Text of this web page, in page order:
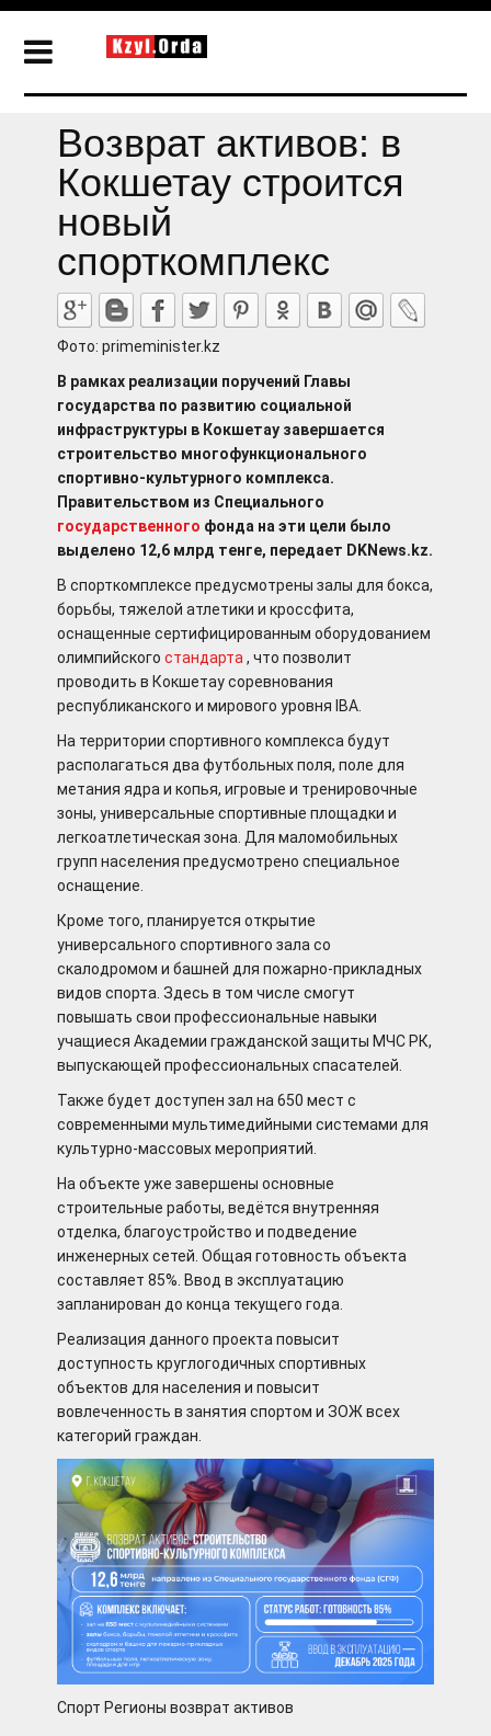
Возврат активов: в
Кокшетау строится
новый
спорткомплекс
Фото: primeminister.kz
В рамках реализации поручений Главы
государства по развитию социальной
инфраструктуры в Кокшетау завершается
строительство многофункционального
спортивно-культурного комплекса.
Правительством из Специального
государственного фонда на эти цели было
выделено 12,6 млрд тенге, передает DKNews.kz.
В спорткомплексе предусмотрены залы для бокса,
борьбы, тяжелой атлетики и кроссфита,
оснащенные сертифицированным оборудованием
олимпийскогостандарта, что позволит
проводить в Кокшетау соревнования
республиканского и мирового уровня IBA.
На территории спортивного комплекса будут
располагаться два футбольных поля, поле для
метания ядра и копья, игровые и тренировочные
зоны, универсальные спортивные площадки и
легкоатлетическая зона. Для маломобильных
групп населения предусмотрено специальное
оснащение.
Кроме того, планируется открытие
универсального спортивного зала со
скалодромом и башней для пожарно-прикладных
видов спорта. Здесь в том числе смогут
повышать свои профессиональные навыки
учащиеся Академии гражданской защиты МЧС РК,
выпускающей профессиональных спасателей.
Также будет доступен зал на 650 мест с
современными мультимедийными системами для
культурно-массовых мероприятий.
На объекте уже завершены основные
строительные работы, ведётся внутренняя
отделка, благоустройство и подведение
инженерных сетей. Общая готовность объекта
составляет 85%. Ввод в эксплуатацию
запланирован до конца текущего года.
Реализация данного проекта повысит
доступность круглогодичных спортивных
объектов для населения и повысит
вовлеченность в занятия спортом и ЗОЖ всех
категорий граждан.
Спорт Регионы возврат активов